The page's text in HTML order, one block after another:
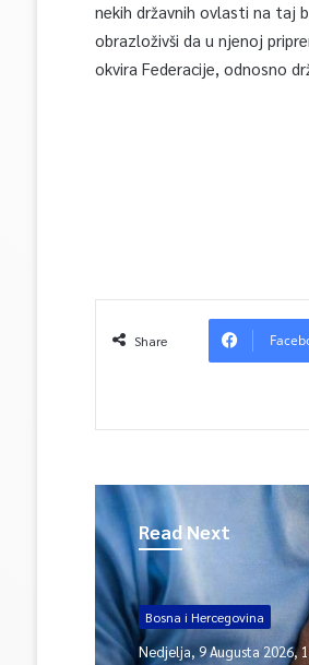
nekih državnih ovlasti na taj
obrazloživši da u njenoj
okvira Federacije, odnosno
Share
Read Next
Bosna i Hercegovina
Nedjelja, 9 Augusta 2026,